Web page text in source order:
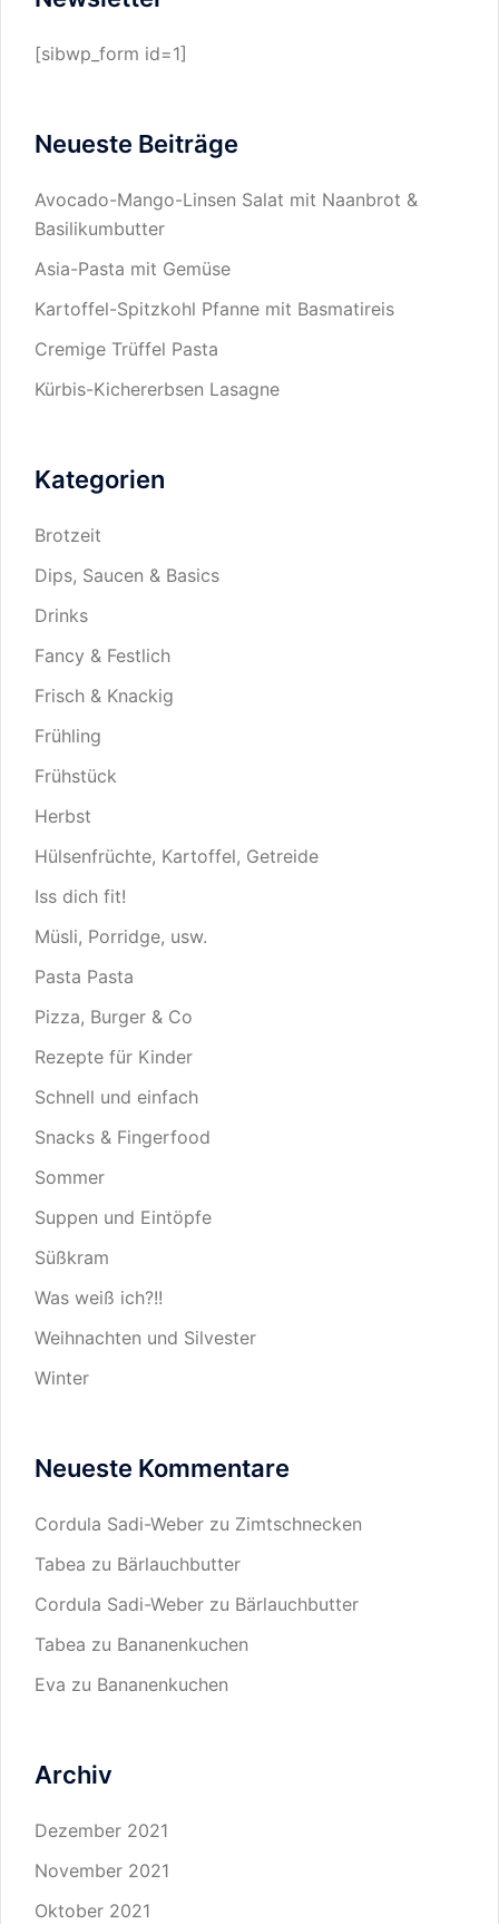
[sibwp_form id=1]
Neueste Beiträge
Avocado-Mango-Linsen Salat mit Naanbrot &
Basilikumbutter
Asia-Pasta mit Gemüse
Kartoffel-Spitzkohl Pfanne mit Basmatireis
Cremige Trüffel Pasta
Kürbis-Kichererbsen Lasagne
Kategorien
Brotzeit
Dips, Saucen & Basics
Drinks
Fancy & Festlich
Frisch & Knackig
Frühling
Frühstück
Herbst
Hülsenfrüchte, Kartoffel, Getreide
Iss dich fit!
Müsli, Porridge, usw.
Pasta Pasta
Pizza, Burger & Co
Rezepte für Kinder
Schnell und einfach
Snacks & Fingerfood
Sommer
Suppen und Eintöpfe
Süßkram
Was weiß ich?!!
Weihnachten und Silvester
Winter
Neueste Kommentare
Cordula Sadi-Weber zu Zimtschnecken
Tabea zu Bärlauchbutter
Cordula Sadi-Weber zu Bärlauchbutter
Tabea zu Bananenkuchen
Eva zu Bananenkuchen
Archiv
Dezember 2021
November 2021
Oktober 2021